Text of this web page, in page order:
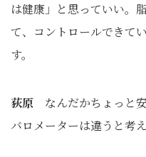
は健康」と思っていい。
て、コントロールできて
す。
荻原 なんだかちょっと
バロメーターは違うと考